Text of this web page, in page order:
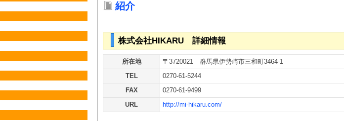
紹介
株式会社HIKARU 詳細情報
所在地
〒3720021 群馬県伊勢崎市三和町3464-1
TEL
0270-61-5244
FAX
0270-61-9499
URL
http://mi-hikaru.com/